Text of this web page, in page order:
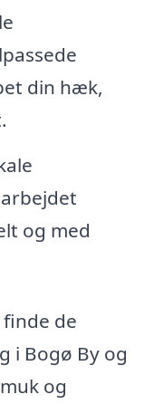
din hæk,
og med
de
i Bogø By og
og